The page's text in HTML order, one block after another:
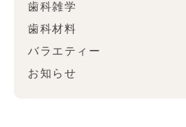
歯科雑学
歯科材料
バラエティー
お知らせ